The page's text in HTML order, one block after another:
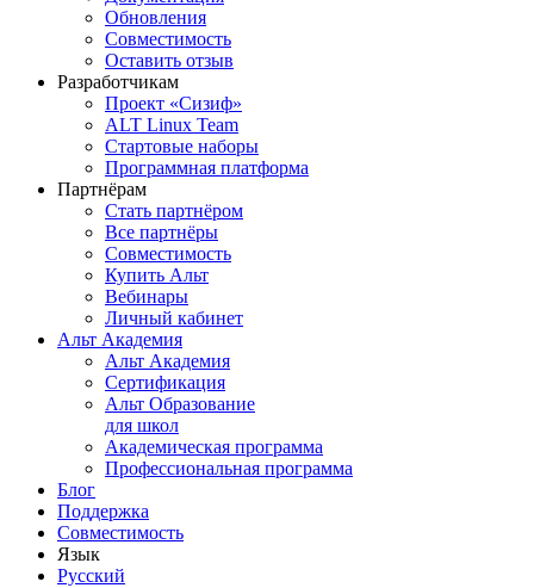
Обновления
Совместимость
Оставить отзыв
Разработчикам
Проект «Сизиф»
ALT Linux Team
Стартовые наборы
Программная платформа
Партнёрам
Стать партнёром
Все партнёры
Совместимость
Купить Альт
Вебинары
Личный кабинет
Альт Академия
Альт Академия
Сертификация
Альт Образование
для школ
Академическая программа
Профессиональная программа
Блог
Поддержка
Совместимость
Язык
Русский